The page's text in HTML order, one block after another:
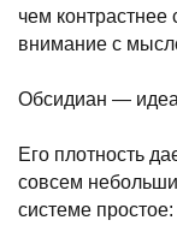
чем контрастнее
внимание с
Обсидиан —
Его плотность
совсем
системе